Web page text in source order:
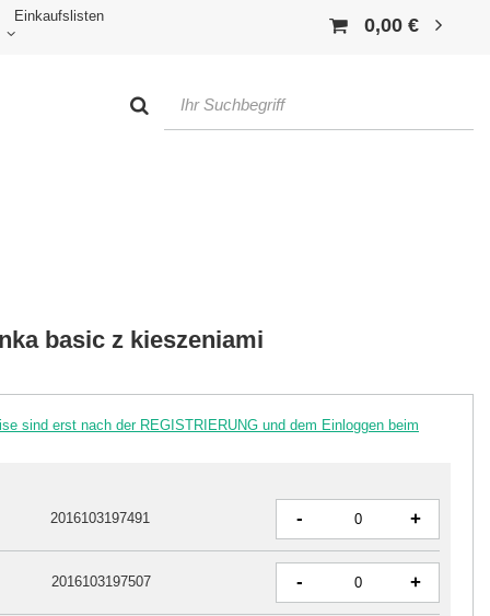
Einkaufslisten 0,00 €
basic z kieszeniami
sind erst nach der REGISTRIERUNG und dem Einloggen beim
2016103197491 - +
2016103197507 - +